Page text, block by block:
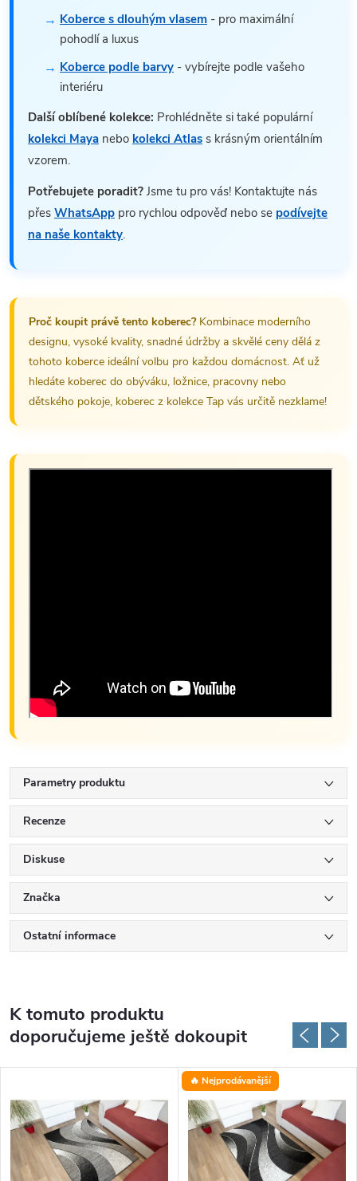
Koberce s dlouhým vlasem - pro maximální
pohodlí a luxus
Koberce podle barvy - vybírejte podle vašeho
interiéru
Další oblíbené kolekce: Prohlédněte si také populární
kolekci Maya nebo kolekci Atlas s krásným orientálním
vzorem.
Potřebujete poradit? Jsme tu pro vás! Kontaktujte nás
přes WhatsApp pro rychlou odpověď nebo se podívejte
na naše kontakty.
Proč koupit právě tento koberec?Kombinace moderního
designu, vysoké kvality, snadné údržby a skvělé ceny dělá z
tohoto koberce ideální volbu pro každou domácnost. Ať už
hledáte koberec do obýváku, ložnice, pracovny nebo
dětského pokoje, koberec z kolekce Tap vás určitě nezklame!
Parametry produktu
Recenze
Diskuse
Značka
Ostatní informace
K tomuto produktu
doporučujeme ještě dokoupit
🔥 Nejprodávanější